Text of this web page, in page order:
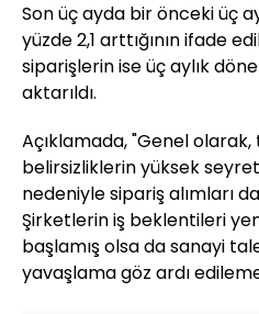
Son üç ayda bir önceki üç
yüzde 2,1 arttığının ifade
siparişlerin ise üç aylık
aktarıldı.
Açıklamada, "Genel
belirsizliklerin yüksek
nedeniyle sipariş alımları
Şirketlerin iş beklentileri
başlamış olsa da sanayi
yavaşlama göz ardı